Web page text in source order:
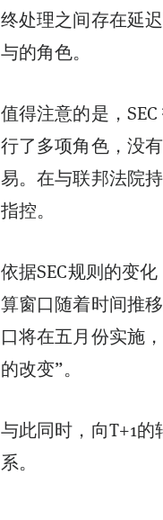
终处理之间存在延
与的角色。
值得注意的是，
行了多项角色，没
易。在与联邦法院
指控。
依据SEC规则的变
算窗口随着时间推
口将在五月份实施
的改变”。
与此同时，向T+1
系。